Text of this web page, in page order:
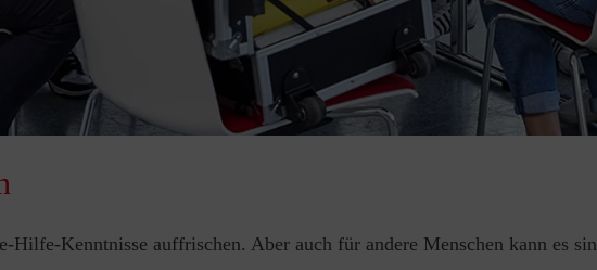
Hilfe-Kenntnisse auffrischen. Aber auch für andere Menschen kann es